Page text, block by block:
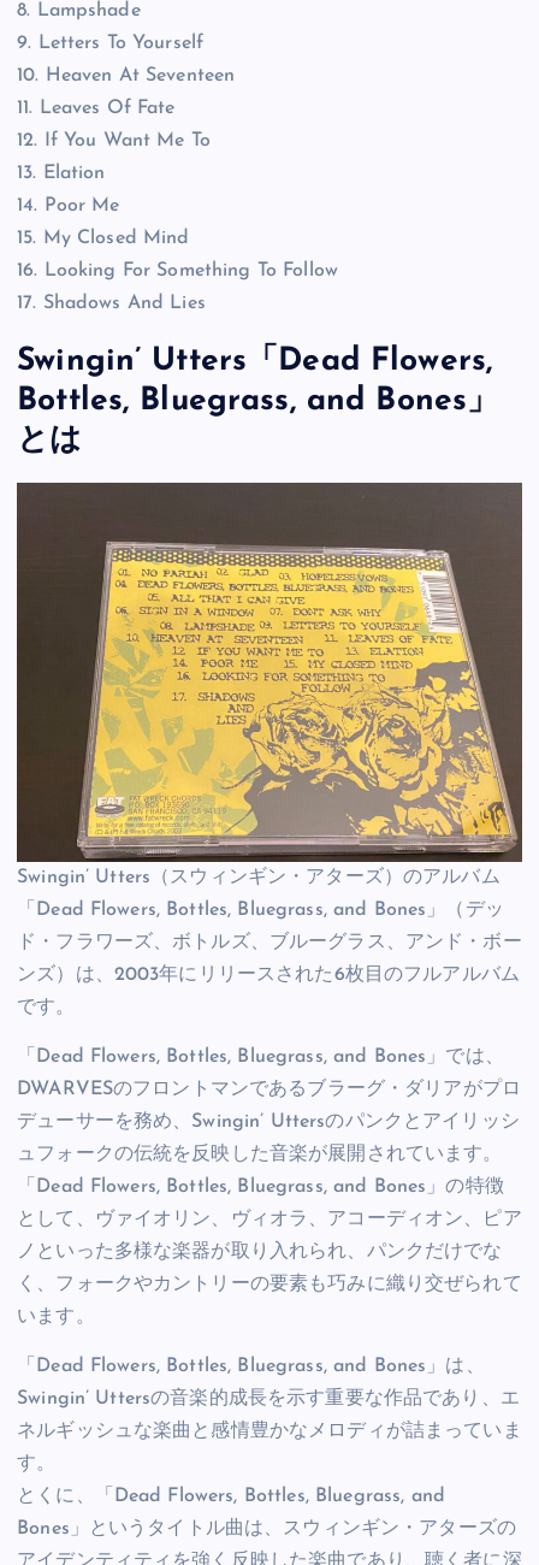
8. Lampshade
9. Letters To Yourself
10. Heaven At Seventeen
11. Leaves Of Fate
12. If You Want Me To
13. Elation
14. Poor Me
15. My Closed Mind
16. Looking For Something To Follow
17. Shadows And Lies
Swingin’ Utters「Dead Flowers,
Bottles, Bluegrass, and Bones」
とは
Swingin’ Utters（スウィンギン・アターズ）のアルバム
「Dead Flowers, Bottles, Bluegrass, and Bones」（デッ
ド・フラワーズ、ボトルズ、ブルーグラス、アンド・ボー
ンズ）は、2003年にリリースされた6枚目のフルアルバム
です。
「Dead Flowers, Bottles, Bluegrass, and Bones」では、
DWARVESのフロントマンであるブラーグ・ダリアがプロ
デューサーを務め、Swingin’ Uttersのパンクとアイリッシ
ュフォークの伝統を反映した音楽が展開されています。
「Dead Flowers, Bottles, Bluegrass, and Bones」の特徴
として、ヴァイオリン、ヴィオラ、アコーディオン、ピア
ノといった多様な楽器が取り入れられ、パンクだけでな
く、フォークやカントリーの要素も巧みに織り交ぜられて
います。
「Dead Flowers, Bottles, Bluegrass, and Bones」は、
Swingin’ Uttersの音楽的成長を示す重要な作品であり、エ
ネルギッシュな楽曲と感情豊かなメロディが詰まっていま
す。
とくに、「Dead Flowers, Bottles, Bluegrass, and
Bones」というタイトル曲は、スウィンギン・アターズの
アイデンティティを強く反映した楽曲であり、聴く者に深